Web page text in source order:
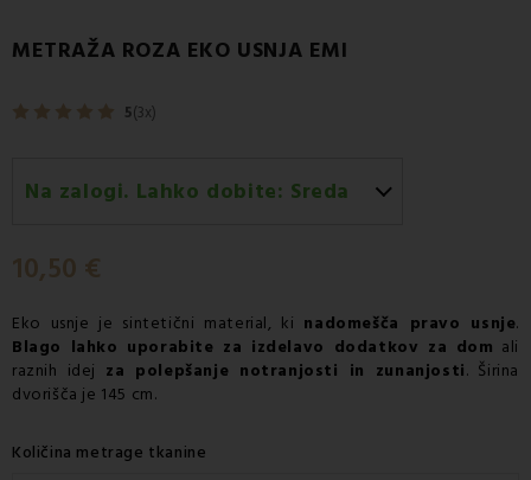
METRAŽA ROZA EKO USNJA EMI
5(3x)
Na zalogi. Lahko dobite: Sreda
10,50 €
Eko usnje je sintetični material, ki nadomešča pravo usnje.
Blago lahko uporabite za izdelavo dodatkov za dom ali
raznih idej za polepšanje notranjosti in zunanjosti. Širina
dvorišča je 145 cm.
Količina metrage tkanine